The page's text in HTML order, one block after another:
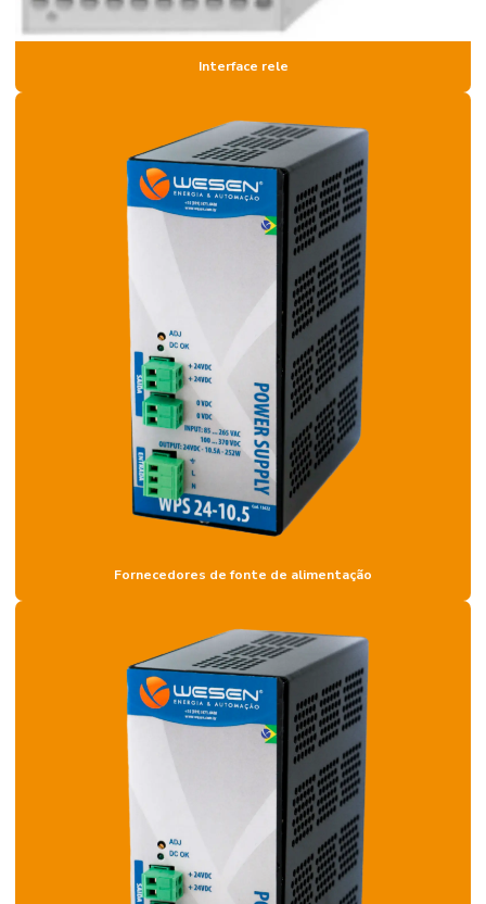
Interface rele
Fornecedores de fonte de alimentação